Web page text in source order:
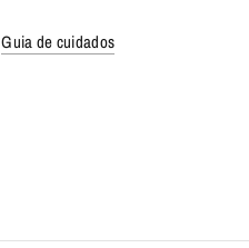
Guia de cuidados